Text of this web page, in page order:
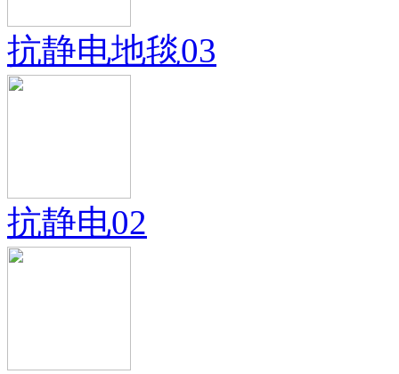
抗静电地毯03
抗静电02